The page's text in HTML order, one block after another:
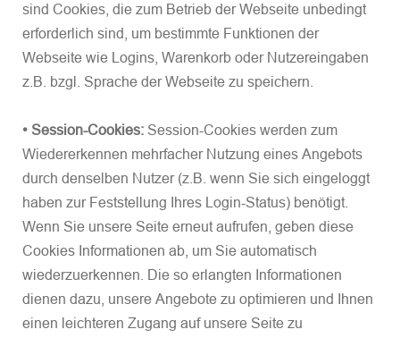
sind Cookies, die zum Betrieb der Webseite unbedingt
erforderlich sind, um bestimmte Funktionen der
Webseite wie Logins, Warenkorb oder Nutzereingaben
z.B. bzgl. Sprache der Webseite zu speichern.
• Session-Cookies: Session-Cookies werden zum
Wiedererkennen mehrfacher Nutzung eines Angebots
durch denselben Nutzer (z.B. wenn Sie sich eingeloggt
haben zur Feststellung Ihres Login-Status) benötigt.
Wenn Sie unsere Seite erneut aufrufen, geben diese
Cookies Informationen ab, um Sie automatisch
wiederzuerkennen. Die so erlangten Informationen
dienen dazu, unsere Angebote zu optimieren und Ihnen
einen leichteren Zugang auf unsere Seite zu